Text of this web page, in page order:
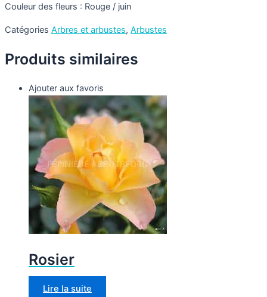
Couleur des fleurs : Rouge / juin
Catégories Arbres et arbustes, Arbustes
Produits similaires
Ajouter aux favoris
Rosier
Lire la suite